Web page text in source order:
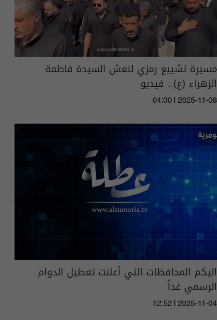
مسيرة تشييع رمزي لنعش السيدة فاطمة
الزهراء (ع).. فيديو
04:00 | 2025-11-08
اليكم المحافظات التي أعلنت تعطيل الدوام
الرسمي غداً
12:52 | 2025-11-04